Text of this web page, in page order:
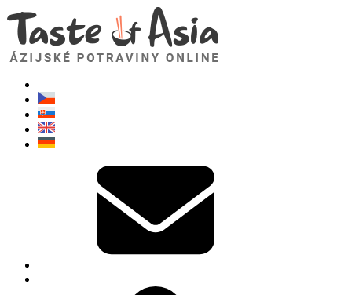
TasteOfAsia.sk
Neváhajte sa opýtať. Som tu pre vás!